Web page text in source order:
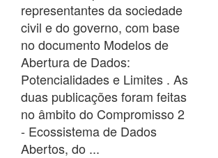
representantes da sociedade
civil e do governo, com base
no documento Modelos de
Abertura de Dados:
Potencialidades e Limites . As
duas publicações foram feitas
no âmbito do Compromisso 2
- Ecossistema de Dados
Abertos, do ...